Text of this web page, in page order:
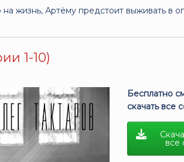
жизнь, Артёму предстоит выживать в
1-10)
Бесплатно
скачать все
все